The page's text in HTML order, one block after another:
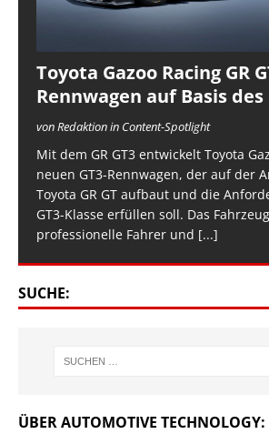
Toyota Gazoo Racing GR
Rennwagen auf Basis des
von Redaktion in Content-Spotlight
Mit dem GR GT3 entwickelt Toyota
neuen GT3-Rennwagen, der auf der
Toyota GR GT aufbaut und die
GT3-Klasse erfüllen soll. Das
professionelle Fahrer und [...]
SUCHE:
ÜBER AUTOMOTIVE TECHNOLOGY: